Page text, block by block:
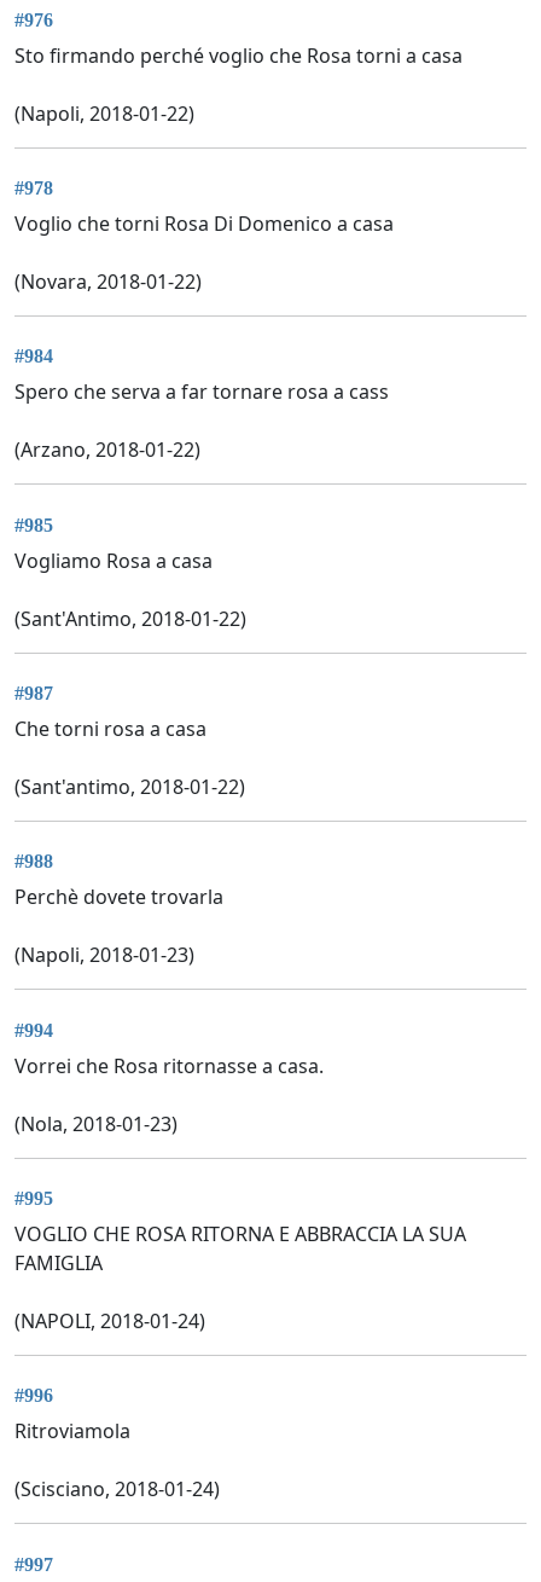
#976
Sto firmando perché voglio che Rosa torni a casa
(Napoli, 2018-01-22)
#978
Voglio che torni Rosa Di Domenico a casa
(Novara, 2018-01-22)
#984
Spero che serva a far tornare rosa a cass
(Arzano, 2018-01-22)
#985
Vogliamo Rosa a casa
(Sant'Antimo, 2018-01-22)
#987
Che torni rosa a casa
(Sant'antimo, 2018-01-22)
#988
Perchè dovete trovarla
(Napoli, 2018-01-23)
#994
Vorrei che Rosa ritornasse a casa.
(Nola, 2018-01-23)
#995
VOGLIO CHE ROSA RITORNA E ABBRACCIA LA SUA
FAMIGLIA
(NAPOLI, 2018-01-24)
#996
Ritroviamola
(Scisciano, 2018-01-24)
#997